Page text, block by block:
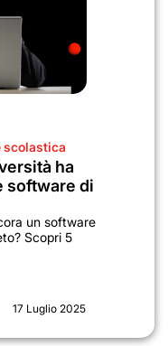
scolastica
ha
software di
un software
Scopri 5
17 Luglio 2025